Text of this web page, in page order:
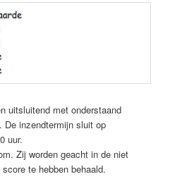
uitsluitend met onderstaand
De inzendtermijn sluit op
uur.
Zij worden geacht in de niet
te hebben behaald.